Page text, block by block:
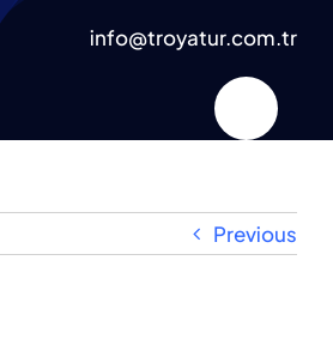
info@troyatur.com.tr
Previous